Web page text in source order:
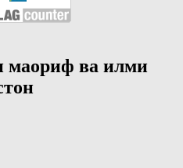
маориф ва илми